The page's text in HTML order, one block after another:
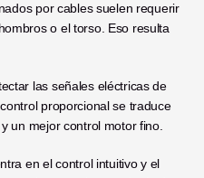
por cables suelen requerir
o el torso. Eso resulta
las señales eléctricas de
proporcional se traduce
un mejor control motor fino.
en el control intuitivo y el